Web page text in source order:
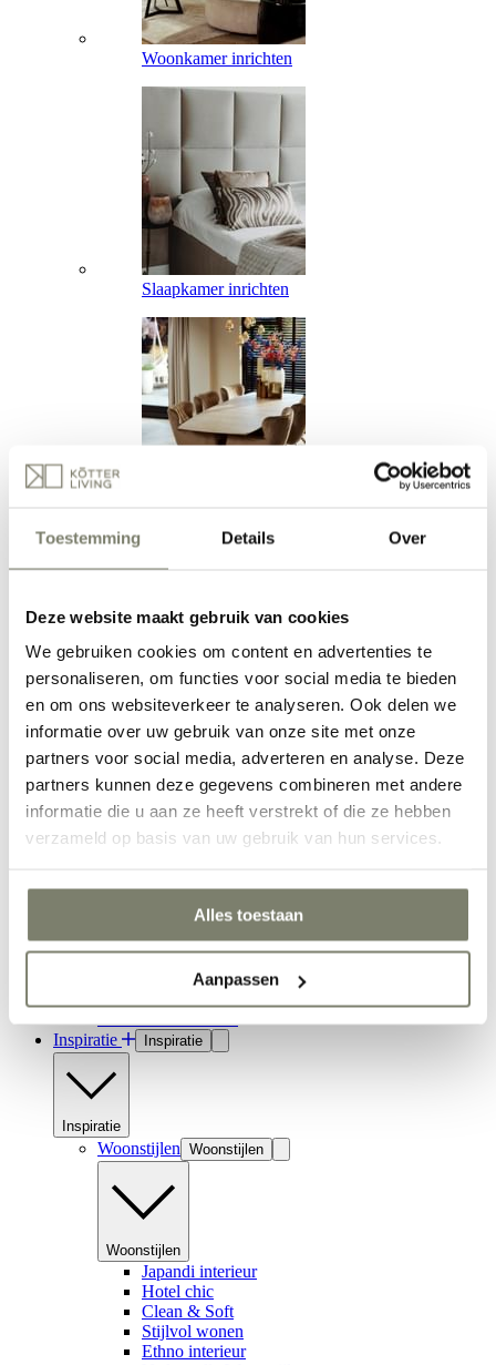
Toestemming Details Over
Deze website maakt gebruik van cookies
We gebruiken cookies om content en advertenties te
personaliseren, om functies voor social media te bieden
en om ons websiteverkeer te analyseren. Ook delen we
informatie over uw gebruik van onze site met onze
partners voor social media, adverteren en analyse. Deze
partners kunnen deze gegevens combineren met andere
informatie die u aan ze heeft verstrekt of die ze hebben
verzameld op basis van uw gebruik van hun services.
Alles toestaan
Aanpassen
Woonkamer inrichten
Slaapkamer inrichten
Werkkamer inrichten
Hal inrichten
Inspiratie
Inspiratie
Inspiratie
Woonstijlen Woonstijlen
Woonstijlen
Japandi interieur
Hotel chic
Clean & Soft
Stijlvol wonen
Ethno interieur